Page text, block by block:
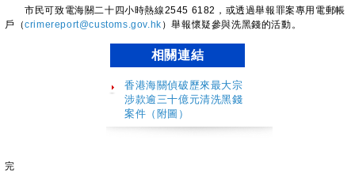
市民可致電海關二十四小時熱線2545 6182，或透過舉報罪案專用電郵帳
戶（crimereport@customs.gov.hk ）舉報懷疑參與洗黑錢的活動。
相關連結
香港海關偵破歷來最大宗
涉款逾三十億元清洗黑錢
案件（附圖）
完